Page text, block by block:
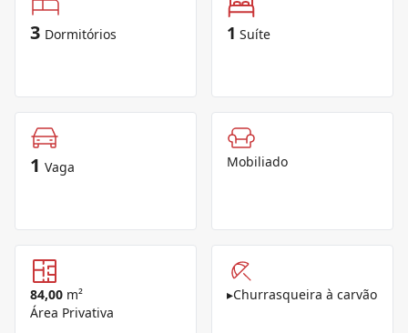
3 Dormitórios 1 Suíte
1 Vaga Mobiliado
84,00 m²
Área Privativa
▸Churrasqueira à carvão